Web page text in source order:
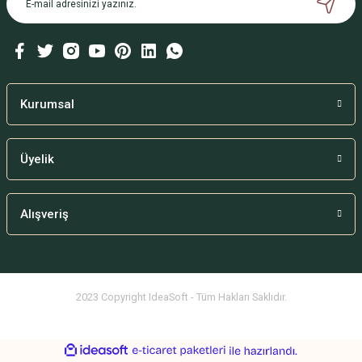
Kurumsal
Üyelik
Alışveriş
2023 Copyright IdeaSoft - Tüm Hakları Saklıdır.
ideasoft
e-